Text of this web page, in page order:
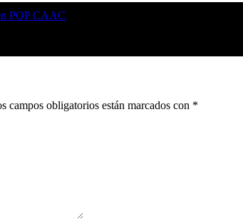
POP CAAC
campos obligatorios están marcados con *